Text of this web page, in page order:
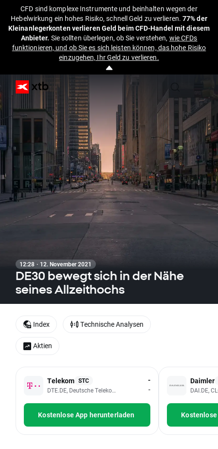
CFD sind komplexe Instrumente und beinhalten wegen der
Hebelwirkung ein hohes Risiko, schnell Geld zu verlieren.77% der
Kleinanlegerkonten verlieren Geld beim CFD-Handel mit diesem
Anbieter. Sie sollten überlegen, ob Sie verstehen, wie CFDs
funktionieren, und ob Sie es sich leisten können, das hohe Risiko
einzugehen, Ihr Geld zu verlieren.
12:28 · 12. November 2021
DE30 bewegt sich in der Nähe
seines Allzeithochs
Telekom STC
DTE.DE, Deutsche Telekom AG
-
-
Kostenlose App herunterladen
Daimler
DAI.DE,
Index Technische Analysen
Aktien